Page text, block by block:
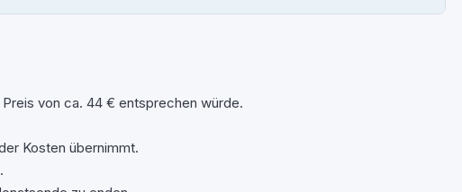
von ca. 44 € entsprechen würde.
Kosten übernimmt.